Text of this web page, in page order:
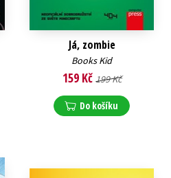
Já, zombie
Books Kid
159 Kč 199 Kč
Do košíku